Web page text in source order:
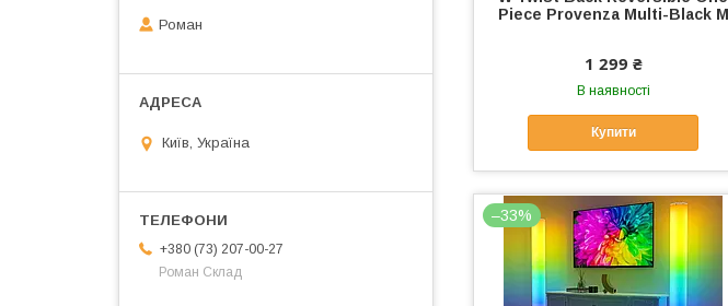
Piece Provenza Multi-Black M
1 299 ₴
В наявності
Купити
–33%
Роман
Київ, Україна
+380 (73) 207-00-27
Роман Склад